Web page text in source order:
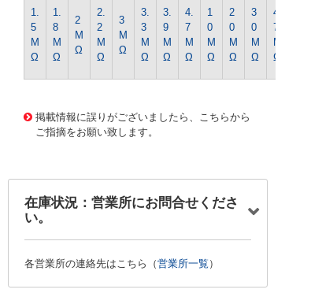
1.
5
M
Ω
1.
8
M
Ω
2
M
Ω
2.
2
M
Ω
3
M
Ω
3.
3
M
Ω
3.
9
M
Ω
4.
7
M
Ω
1
0
M
Ω
2
0
M
Ω
3
0
M
Ω
4
7
M
Ω
掲載情報に誤りがございましたら、こちらから
ご指摘をお願い致します。
在庫状況：営業所にお問合せくださ
い。
各営業所の連絡先はこちら（営業所一覧 ）